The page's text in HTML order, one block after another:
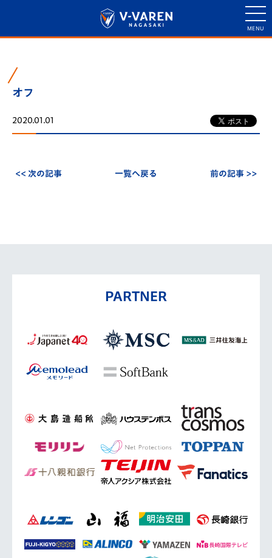
オフ
2020.01.01
<< 次の記事 一覧へ戻る 前の記事 >>
PARTNER